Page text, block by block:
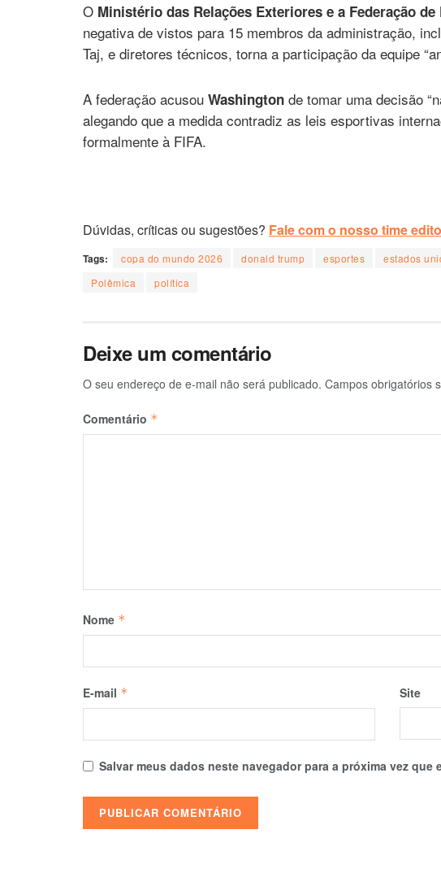
O Ministério das Relações Exteriores e a Federação
negativa de vistos para 15 membros da administração,
Taj, e diretores técnicos, torna a participação da equipe
A federação acusou Washington de tomar uma decisão
alegando que a medida contradiz as leis esportivas
formalmente à FIFA.
Dúvidas, críticas ou sugestões? Fale com o nosso time
Tags: copa do mundo 2026 donald trump esportes estados
Polêmica
política
Deixe um comentário
O seu endereço de e-mail não será publicado. Campos obrigatórios
Comentário *
Nome *
E-mail * Site
Salvar meus dados neste navegador para a próxima vez que